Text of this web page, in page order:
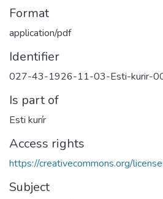
Format
application/pdf
Identifier
027-43-1926-11-03-Esti-kurir-
Is part of
Esti kurír
Access rights
https://creativecommons.org/
Subject